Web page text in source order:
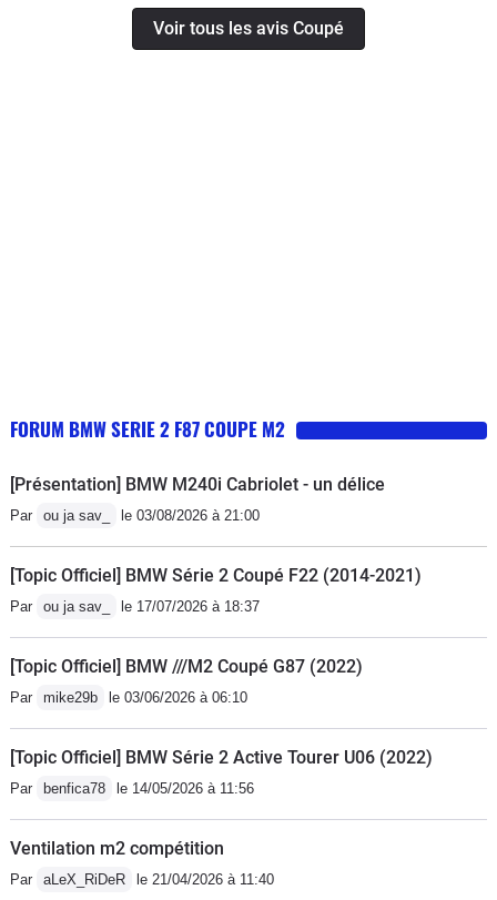
Voir tous les avis Coupé
FORUM BMW SERIE 2 F87 COUPE M2
[Présentation] BMW M240i Cabriolet - un délice
Par ou ja sav_ le 03/08/2026 à 21:00
[Topic Officiel] BMW Série 2 Coupé F22 (2014-2021)
Par ou ja sav_ le 17/07/2026 à 18:37
[Topic Officiel] BMW ///M2 Coupé G87 (2022)
Par mike29b le 03/06/2026 à 06:10
[Topic Officiel] BMW Série 2 Active Tourer U06 (2022)
Par benfica78 le 14/05/2026 à 11:56
Ventilation m2 compétition
Par aLeX_RiDeR le 21/04/2026 à 11:40